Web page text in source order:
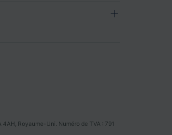
Royaume-Uni. Numéro de TVA : 791